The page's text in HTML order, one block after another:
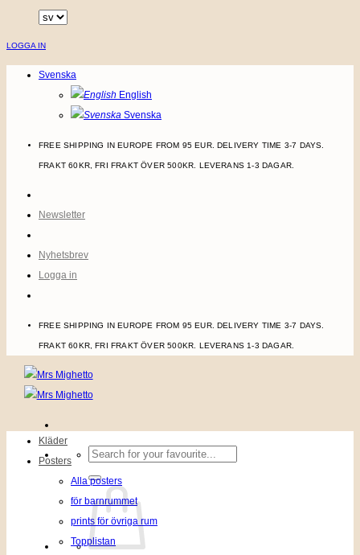
LOGGA IN
Svenska
English
Svenska
FREE SHIPPING IN EUROPE FROM 95 EUR. DELIVERY TIME 3-7 DAYS.
FRAKT 60KR, FRI FRAKT ÖVER 500KR. LEVERANS 1-3 DAGAR.
Newsletter
Nyhetsbrev
Logga in
FREE SHIPPING IN EUROPE FROM 95 EUR. DELIVERY TIME 3-7 DAYS.
FRAKT 60KR, FRI FRAKT ÖVER 500KR. LEVERANS 1-3 DAGAR.
Sök
efter:
Kläder
Posters
Alla posters
för barnrummet
prints för övriga rum
Topplistan